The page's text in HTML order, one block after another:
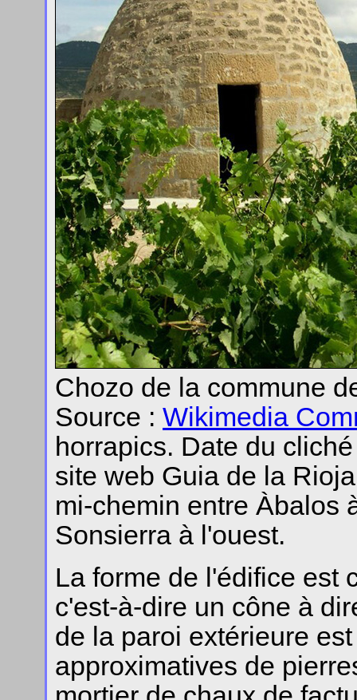
Chozo de la commune
Source : Wikimedia
horrapics. Date du
site web Guia de la
mi-chemin entre Àbalos
Sonsierra à l'ouest.
La forme de l'édifice est
c'est-à-dire un cône à
de la paroi extérieure
approximatives de